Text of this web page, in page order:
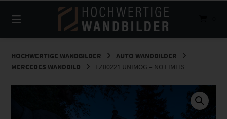
zum
Inhalt
HOCHWERTIGE WANDBILDER
AUTO WANDBILDER
MERCEDES WANDBILD
EZ00221 UNIMOG – NO LIMITS